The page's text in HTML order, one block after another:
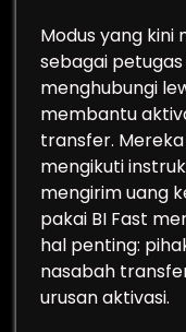
Modus yang
sebagai
menghubungi
membantu
transfer.
mengikuti
mengirim uang
pakai BI Fast
hal penting:
nasabah
urusan aktivasi.